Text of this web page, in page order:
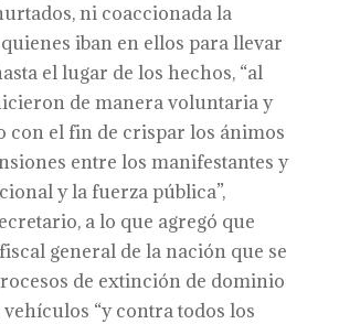
ni coaccionada la
iban en ellos para llevar
el lugar de los hechos, “al
de manera voluntaria y
con el fin de crispar los ánimos
entre los manifestantes y
y la fuerza pública”,
a lo que agregó que
general de la nación que se
de extinción de dominio
“y contra todos los